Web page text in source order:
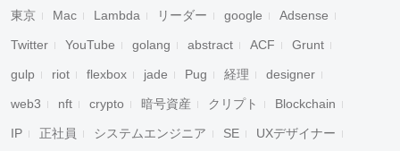
東京 Mac Lambda リーダー google Adsense
Twitter YouTube golang abstract ACF Grunt
gulp riot flexbox jade Pug 経理 designer
web3 nft crypto 暗号資産 クリプト Blockchain
IP 正社員 システムエンジニア SE UXデザイナー